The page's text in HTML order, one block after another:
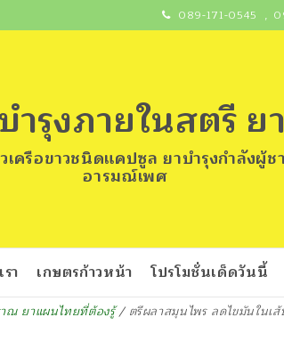
089-171-0545 ,
ำรุงภายในสตรี
อขาวชนิดแคปซูล ยาบำรุงกำลังผู้ช
อารมณ์เพศ
า เกษตรก้าวหน้า โปรโมชั่นเด็ดวันนี้
ณ ยาแผนไทยที่ต้องรู้/ ตรีผลาสมุนไพร ลดไขมันในเ